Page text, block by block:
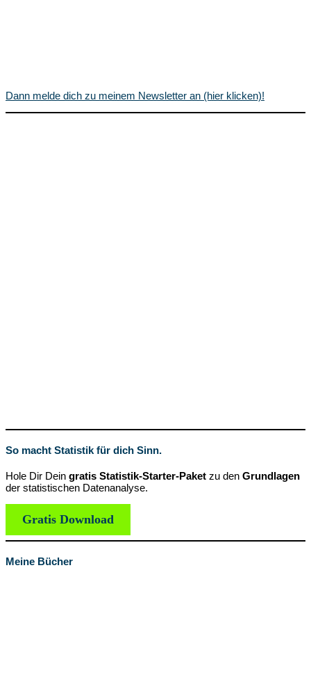
Dann melde dich zu meinem Newsletter an (hier klicken)!
So macht Statistik für dich Sinn.
Hole Dir Dein gratis Statistik-Starter-Paket zu den Grundlagen
der statistischen Datenanalyse.
Gratis Download
Meine Bücher